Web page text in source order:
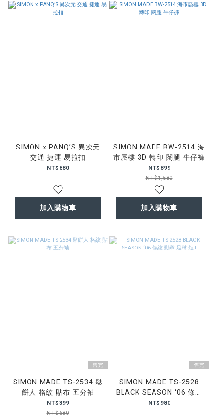
SIMON x PANQ’S 異次元
交通 捷運 易拉扣
NT$880
加入購物車
SIMON MADE BW-2514 海
市蜃樓 3D 轉印 闊腿 牛仔褲
NT$899
NT$1,580
加入購物車
售完
SIMON MADE TS-2534 鬆
餅人 格紋 貼布 五分袖
NT$399
NT$680
售完
SIMON MADE TS-2528
BLACK SEASON ‘06 條紋
勳章 足球 短T
NT$980